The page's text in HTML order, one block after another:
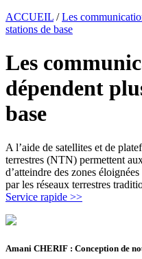
ACCUEIL /Les
stations de base
Les
dépendent
base
A l’aide de satellites et de
terrestres (NTN) permettent
d’atteindre des zones
par les réseaux terrestres
Service rapide >>
Amani CHERIF : Conception de